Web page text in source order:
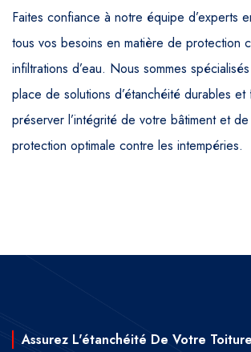
Faites confiance à notre équipe d’experts
tous vos besoins en matière de protection
infiltrations d’eau. Nous sommes
place de solutions d’étanchéité durables
préserver l’intégrité de votre bâtiment et
protection optimale contre les intempéries.
Assurez L'étanchéité De Votre Toiture